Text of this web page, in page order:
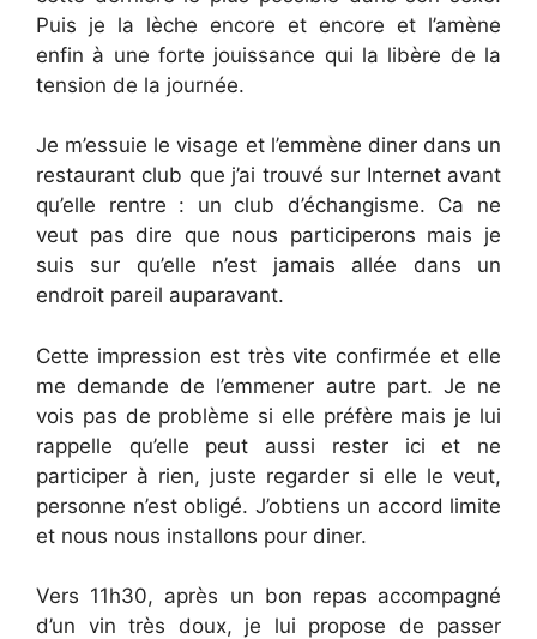
Puis je la lèche encore et encore et l’amène
enfin à une forte jouissance qui la libère de la
tension de la journée.
Je m’essuie le visage et l’emmène diner dans un
restaurant club que j’ai trouvé sur Internet avant
qu’elle rentre : un club d’échangisme. Ca ne
veut pas dire que nous participerons mais je
suis sur qu’elle n’est jamais allée dans un
endroit pareil auparavant.
Cette impression est très vite confirmée et elle
me demande de l’emmener autre part. Je ne
vois pas de problème si elle préfère mais je lui
rappelle qu’elle peut aussi rester ici et ne
participer à rien, juste regarder si elle le veut,
personne n’est obligé. J’obtiens un accord limite
et nous nous installons pour diner.
Vers 11h30, après un bon repas accompagné
d’un vin très doux, je lui propose de passer